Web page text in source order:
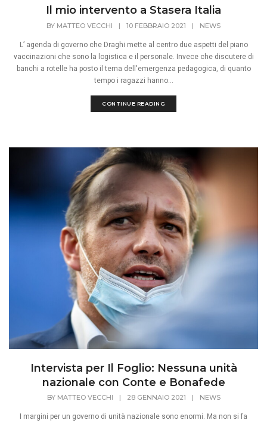
Il mio intervento a Stasera Italia
BY MATTEO VECCHI | 10 FEBBRAIO 2021 | NEWS
L’ agenda di governo che Draghi mette al centro due aspetti del piano
vaccinazioni che sono la logistica e il personale. Invece che discutere di
banchi a rotelle ha posto il tema dell'emergenza pedagogica, di quanto
tempo i ragazzi hanno...
CONTINUE READING
Intervista per Il Foglio: Nessuna unità
nazionale con Conte e Bonafede
BY MATTEO VECCHI | 28 GENNAIO 2021 | NEWS
I margini per un governo di unità nazionale sono enormi. Ma non si fa